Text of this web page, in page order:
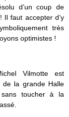
d’un coup de
Il faut accepter d’y
très
optimistes !
Vilmotte est
de la grande Halle
toucher à la